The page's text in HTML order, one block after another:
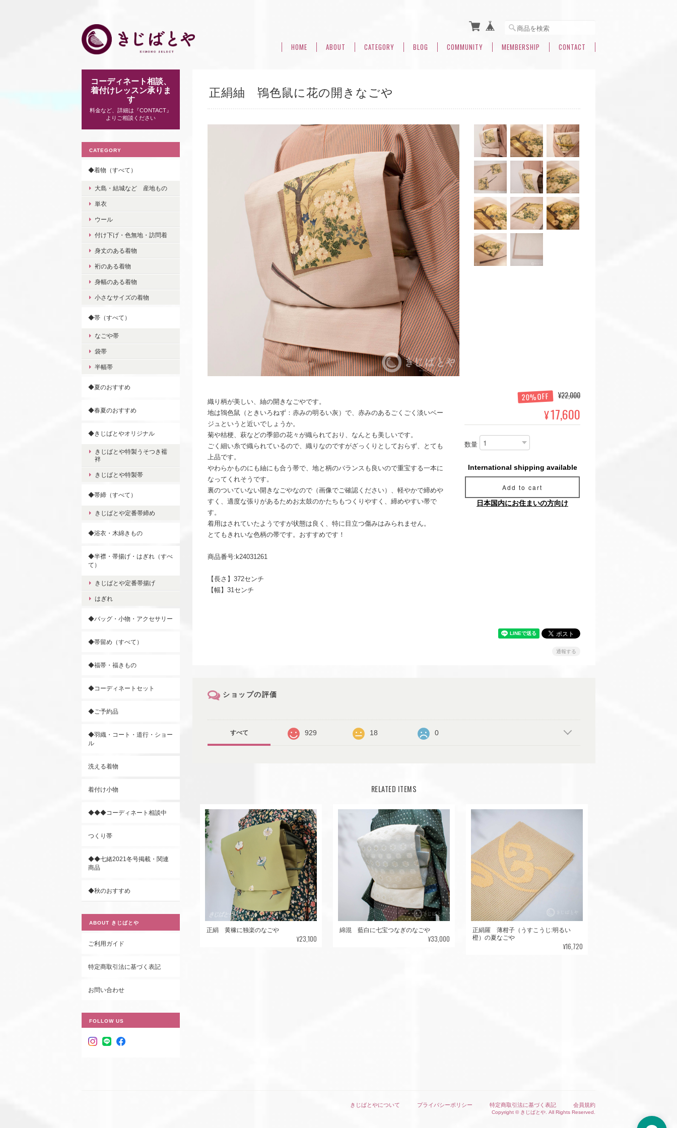
HOME ABOUT CATEGORY BLOG COMMUNITY MEMBERSHIP CONTACT
正絹紬 鴇色鼠に花の開きなごや
織り柄が美しい、紬の開きなごやです。
地は鴇色鼠（ときいろねず：赤みの明るい灰）で、赤みのあるごくごく淡いベー
ジュというと近いでしょうか。
菊や桔梗、萩などの季節の花々が織られており、なんとも美しいです。
ごく細い糸で織られているので、織りなのですがざっくりとしておらず、とても
上品です。
やわらかものにも紬にも合う帯で、地と柄のバランスも良いので重宝する一本に
なってくれそうです。
裏のついていない開きなごやなので（画像でご確認ください）、軽やかで締めや
すく、適度な張りがあるためお太鼓のかたちもつくりやすく、締めやすい帯で
す。
着用はされていたようですが状態は良く、特に目立つ傷みはみられません。
とてもきれいな色柄の帯です。おすすめです！
商品番号:k24031261
【長さ】372センチ
【幅】31センチ
20%OFF ¥22,000
¥17,600
数量
International shipping available
Add to cart
日本国内にお住まいの方向け
通報する
ショップの評価
すべて 929 18 0
RELATED ITEMS
正絹 黄橡に独楽のなごや
¥23,100
綿混 藍白に七宝つなぎのなごや
¥33,000
正絹羅 薄柑子（うすこうじ:明るい
橙）の夏なごや
¥16,720
コーディネート相談、
着付けレッスン承りま
す
料金など、詳細は『CONTACT』
よりご相談ください
CATEGORY
◆着物（すべて）
大島・結城など 産地もの
単衣
ウール
付け下げ・色無地・訪問着
身丈のある着物
裄のある着物
身幅のある着物
小さなサイズの着物
◆帯（すべて）
なごや帯
袋帯
半幅帯
◆夏のおすすめ
◆春夏のおすすめ
◆きじばとやオリジナル
きじばとや特製うそつき襦
袢
きじばとや特製帯
◆帯締（すべて）
きじばとや定番帯締め
◆浴衣・木綿きもの
◆半襟・帯揚げ・はぎれ（すべ
て）
きじばとや定番帯揚げ
はぎれ
◆バッグ・小物・アクセサリー
◆帯留め（すべて）
◆福帯・福きもの
◆コーディネートセット
◆ご予約品
◆羽織・コート・道行・ショー
ル
洗える着物
着付け小物
◆◆◆コーディネート相談中
つくり帯
◆◆七緒2021冬号掲載・関連
商品
◆秋のおすすめ
ABOUT きじばとや
ご利用ガイド
特定商取引法に基づく表記
お問い合わせ
FOLLOW US
きじばとやについて プライバシーポリシー 特定商取引法に基づく表記 会員規約
Copyright © きじばとや. All Rights Reserved.